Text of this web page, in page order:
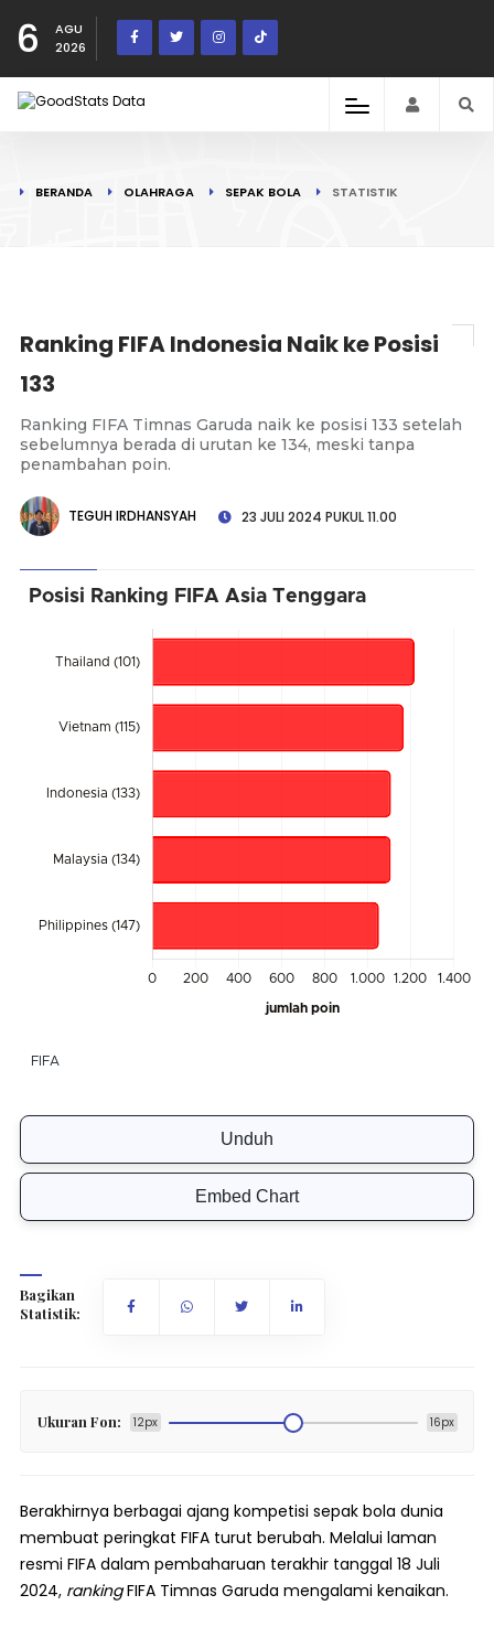
6
AGU
2026
BERANDA OLAHRAGA SEPAK BOLA STATISTIK
Ranking FIFA Indonesia Naik ke Posisi
133
Ranking FIFA Timnas Garuda naik ke posisi 133 setelah
sebelumnya berada di urutan ke 134, meski tanpa
penambahan poin.
TEGUH IRDHANSYAH 23 JULI 2024 PUKUL 11.00
Posisi Ranking FIFA Asia Tenggara
Unduh
Embed Chart
Bagikan
Statistik:
Ukuran Fon: 12px 16px
Berakhirnya berbagai ajang kompetisi sepak bola dunia
membuat peringkat FIFA turut berubah. Melalui laman
resmi FIFA dalam pembaharuan terakhir tanggal 18 Juli
2024, rankingFIFA Timnas Garuda mengalami kenaikan.